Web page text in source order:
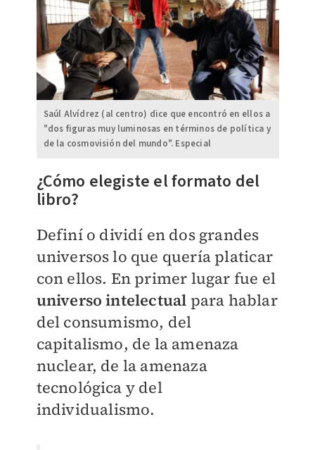
Saúl Alvídrez (al centro) dice que encontró en ellos a
"dos figuras muy luminosas en términos de política y
de la cosmovisión del mundo". Especial
¿Cómo elegiste el formato del
libro?
Definí o dividí en dos grandes
universos lo que quería platicar
con ellos. En primer lugar fue el
universo intelectual para hablar
del consumismo, del
capitalismo, de la amenaza
nuclear, de la amenaza
tecnológica y del
individualismo.